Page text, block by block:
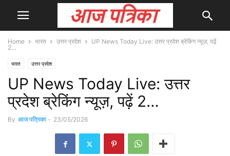
Home भारत उत्तर प्रदेश
UP News Today Live: उत्तर प्रदेश ब्रेकिंग न्यूज़, पढ़ें
2…
भारत उत्तर प्रदेश
UP News Today Live: उत्तर
प्रदेश ब्रेकिंग न्यूज़, पढ़ें 2…
By आज पत्रिका - 23/05/2026